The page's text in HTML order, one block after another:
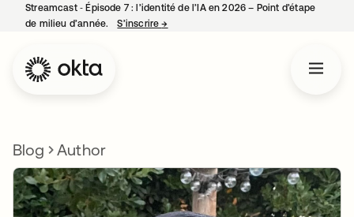
Streamcast ‑ Épisode 7 : l’identité de l’IA en 2026 – Point d’étape
de milieu d’année.
S’inscrire→
Blog Author